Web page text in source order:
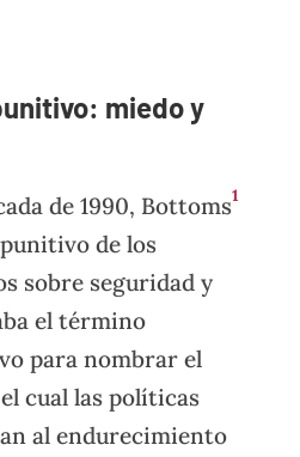
miedo y
de 1990, Bottoms1
de los
sobre seguridad y
el término
para nombrar el
cual las políticas
al endurecimiento